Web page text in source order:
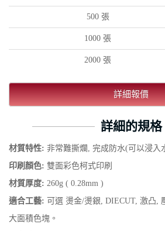
500 張
1000 張
2000 張
詳細報價
詳細的規格
材質特性: 非常難撕爛, 完成防水(可以浸入
印刷顏色: 雙面彩色柯式印刷
材質厚度: 260g ( 0.28mm )
適合工藝: 可選 燙金/燙銀, DIECUT, 激凸,
大面積色塊。